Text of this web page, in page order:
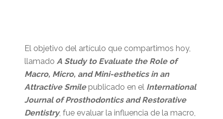
El objetivo del artículo que compartimos hoy,
llamado A Study to Evaluate the Role of
Macro, Micro, and Mini-esthetics in an
Attractive Smile publicado en el International
Journal of Prosthodontics and Restorative
Dentistry, fue evaluar la influencia de la macro,